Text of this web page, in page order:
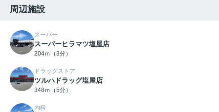
周辺施設
スーパー
スーパーヒラマツ塩屋店
204ｍ（3分）
ドラッグストア
ツルハドラッグ塩屋店
348ｍ（5分）
内科